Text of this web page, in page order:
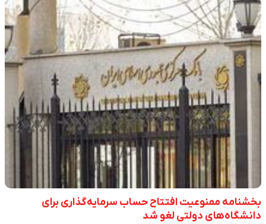
بخشنامه ممنوعیت افتتاح حساب سرمایه‌گذاری برای
دانشگاه‌های دولتی لغو شد